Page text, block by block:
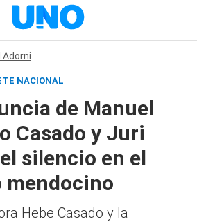
Adorni
NACIONAL
de Manuel
Casado y Juri
silencio en el
Hebe Casado y la